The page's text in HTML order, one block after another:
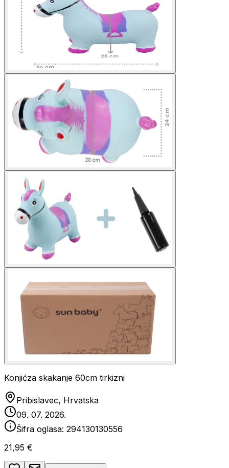
Konjićza skakanje 60cm tirkizni
Pribislavec, Hrvatska
09. 07. 2026.
Šifra oglasa: 294130130556
21,95 €